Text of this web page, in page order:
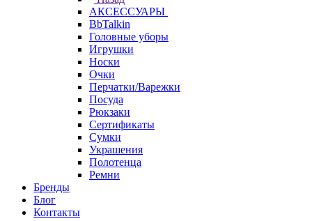
АКСЕССУАРЫ
BbTalkin
Головные уборы
Игрушки
Носки
Очки
Перчатки/Варежки
Посуда
Рюкзаки
Сертификаты
Сумки
Украшения
Полотенца
Ремни
Бренды
Блог
Контакты